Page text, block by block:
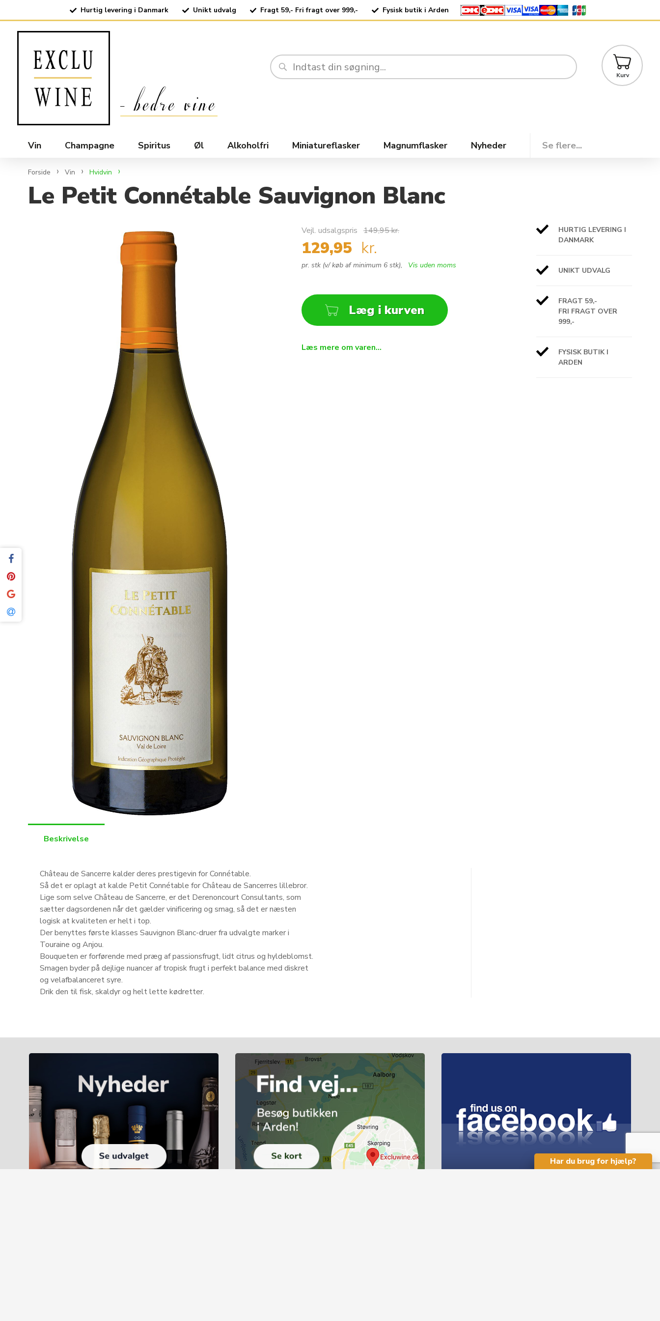
Hurtig levering i Danmark Unikt udvalg Fragt 59,- Fri fragt over 999,- Fysisk butik i Arden
Kurv
Vin Champagne Spiritus Øl Alkoholfri Miniatureflasker Magnumflasker Nyheder Se flere...
Forside Vin Hvidvin
Le Petit Connétable Sauvignon Blanc
Vejl. udsalgspris 149,95 kr.
129,95 kr.
pr. stk (v/ køb af minimum 6 stk), Vis uden moms
AntalLæg i kurven
Læs mere om varen...
HURTIG LEVERING I
DANMARK
UNIKT UDVALG
FRAGT 59,-
FRI FRAGT OVER
999,-
FYSISK BUTIK I
ARDEN
Beskrivelse
Château de Sancerre kalder deres prestigevin for Connétable.
Så det er oplagt at kalde Petit Connétable for Château de Sancerres lillebror.
Lige som selve Château de Sancerre, er det Derenoncourt Consultants, som
sætter dagsordenen når det gælder vinificering og smag, så det er næsten
logisk at kvaliteten er helt i top.
Der benyttes første klasses Sauvignon Blanc-druer fra udvalgte marker i
Touraine og Anjou.
Bouqueten er forførende med præg af passionsfrugt, lidt citrus og hyldeblomst.
Smagen byder på dejlige nuancer af tropisk frugt i perfekt balance med diskret
og velafbalanceret syre.
Drik den til fisk, skaldyr og helt lette kødretter.
Har du brug for hjælp?